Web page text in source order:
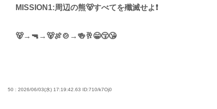
MISSION1:周辺の熊🐻すべてを殲滅せよ❗
🐻→🔫→🐻🍖🍲→🍻🥂😁😚😘
50 : 2026/06/03(水) 17:19:42.63 ID:710/k7Oj0